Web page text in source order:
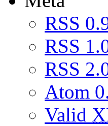
RSS
RSS
RSS
Atom
Valid